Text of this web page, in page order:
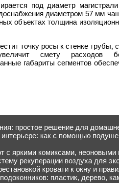
под диаметр
диаметром 57 мм
объектах толщина
точку росы к стенке трубы,
смету расходов
габариты сегментов
простое решение для
как с помощью
с яркими комиксами,
рекуперации воздуха для
кровати к окну и
пластик, дерево,